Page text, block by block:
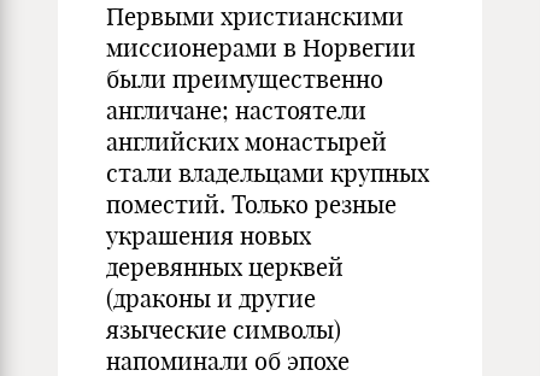
Первыми христианскими
миссионерами в Норвегии
были преимущественно
англичане; настоятели
английских монастырей
стали владельцами крупных
поместий. Только резные
украшения новых
деревянных церквей
(драконы и другие
языческие символы)
напоминали об эпохе